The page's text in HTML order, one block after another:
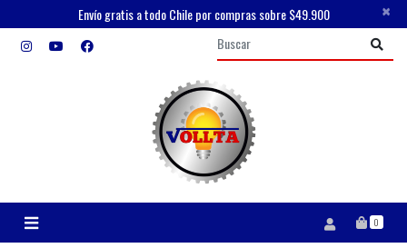
Envío gratis a todo Chile por compras sobre $49.900 ×
0